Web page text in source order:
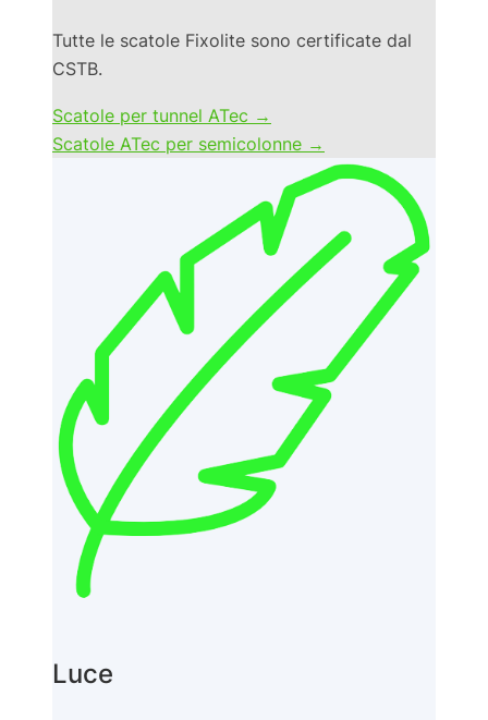
Tutte le scatole Fixolite sono certificate dal
CSTB.
Scatole per tunnel ATec →
Scatole ATec per semicolonne →
Luce